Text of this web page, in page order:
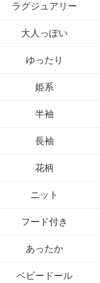
ラグジュアリー
大人っぽい
ゆったり
姫系
半袖
長袖
花柄
ニット
フード付き
あったか
ベビードール